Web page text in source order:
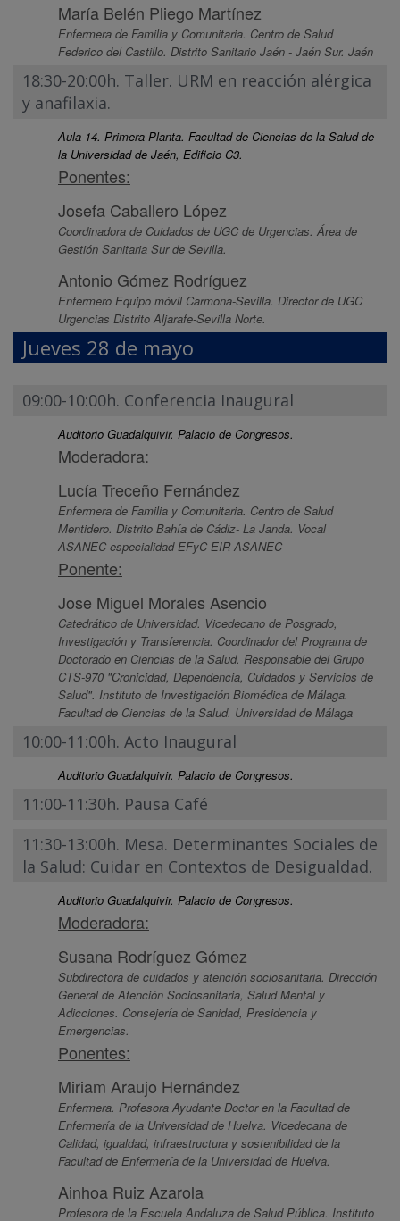
María Belén Pliego Martínez
Enfermera de Familia y Comunitaria. Centro de Salud
Federico del Castillo. Distrito Sanitario Jaén - Jaén Sur. Jaén
18:30-20:00h. Taller. URM en reacción alérgica
y anafilaxia.
Aula 14. Primera Planta. Facultad de Ciencias de la Salud de
la Universidad de Jaén, Edificio C3.
Ponentes:
Josefa Caballero López
Coordinadora de Cuidados de UGC de Urgencias. Área de
Gestión Sanitaria Sur de Sevilla.
Antonio Gómez Rodríguez
Enfermero Equipo móvil Carmona-Sevilla. Director de UGC
Urgencias Distrito Aljarafe-Sevilla Norte.
Jueves 28 de mayo
09:00-10:00h. Conferencia Inaugural
Auditorio Guadalquivir. Palacio de Congresos.
Moderadora:
Lucía Treceño Fernández
Enfermera de Familia y Comunitaria. Centro de Salud
Mentidero. Distrito Bahía de Cádiz- La Janda. Vocal
ASANEC especialidad EFyC-EIR ASANEC
Ponente:
Jose Miguel Morales Asencio
Catedrático de Universidad. Vicedecano de Posgrado,
Investigación y Transferencia. Coordinador del Programa de
Doctorado en Ciencias de la Salud. Responsable del Grupo
CTS-970 "Cronicidad, Dependencia, Cuidados y Servicios de
Salud". Instituto de Investigación Biomédica de Málaga.
Facultad de Ciencias de la Salud. Universidad de Málaga
10:00-11:00h. Acto Inaugural
Auditorio Guadalquivir. Palacio de Congresos.
11:00-11:30h. Pausa Café
11:30-13:00h. Mesa. Determinantes Sociales de
la Salud: Cuidar en Contextos de Desigualdad.
Auditorio Guadalquivir. Palacio de Congresos.
Moderadora:
Susana Rodríguez Gómez
Subdirectora de cuidados y atención sociosanitaria. Dirección
General de Atención Sociosanitaria, Salud Mental y
Adicciones. Consejería de Sanidad, Presidencia y
Emergencias.
Ponentes:
Miriam Araujo Hernández
Enfermera. Profesora Ayudante Doctor en la Facultad de
Enfermería de la Universidad de Huelva. Vicedecana de
Calidad, igualdad, infraestructura y sostenibilidad de la
Facultad de Enfermería de la Universidad de Huelva.
Ainhoa Ruiz Azarola
Profesora de la Escuela Andaluza de Salud Pública. Instituto